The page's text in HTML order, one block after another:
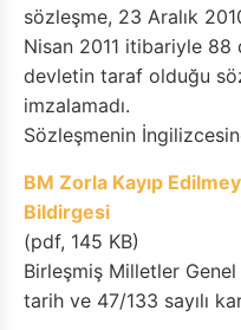
sözleşme, 23 Aralık
Nisan 2011 itibariyle 88
devletin taraf olduğu
imzalamadı.
Sözleşmenin
BM Zorla Kayıp
Bildirgesi
(pdf, 145 KB)
Birleşmiş Milletler Genel
tarih ve 47/133 sayılı